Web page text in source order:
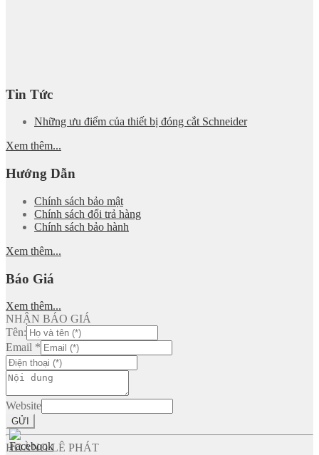
Tin Tức
Những ưu điểm của thiết bị đóng cắt Schneider
Xem thêm...
Hướng Dẫn
Chính sách bảo mật
Chính sách đổi trả hàng
Chính sách bảo hành
Xem thêm...
Báo Giá
Xem thêm...
NHẬN BÁO GIÁ
Tên:
Email *
Website
GỬI
HOÀNG LÊ PHÁT